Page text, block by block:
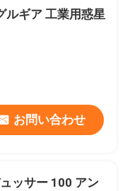
ルギア 工業用惑星
お問い合わせ
ッサー 100 アン